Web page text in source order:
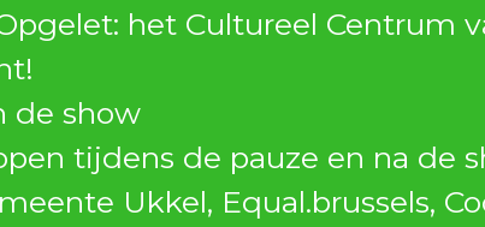
het Cultureel Centrum
de show
tijdens de pauze en na de
Ukkel, Equal.brussels,